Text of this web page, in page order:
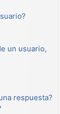
un usuario,
respuesta?